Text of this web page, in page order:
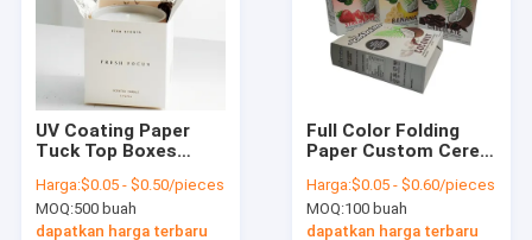
UV Coating Paper
Tuck Top Boxes
Scented Candle
Storage Box
Harga:$0.05 - $0.50/pieces
MOQ:500 buah
dapatkan harga terbaru
Full Color Folding
Paper Custom Cereal
Vanishing Printing
Harga:$0.05 - $0.60/pieces
MOQ:100 buah
dapatkan harga terbaru